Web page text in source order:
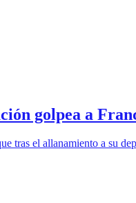
golpea a
tras el allanamiento a su